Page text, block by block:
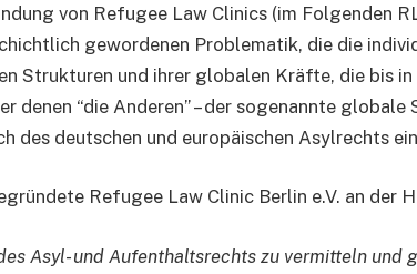
von Refugee Law Clinics (im Folgenden
gewordenen Problematik, die die
Strukturen und ihrer globalen Kräfte, die bis
denen “die Anderen” – der sogenannte
des deutschen und europäischen Asylrechts
Refugee Law Clinic Berlin e.V. an
Asyl- und Aufenthaltsrechts zu vermitteln